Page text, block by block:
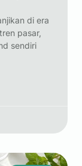
di era
pasar,
sendiri